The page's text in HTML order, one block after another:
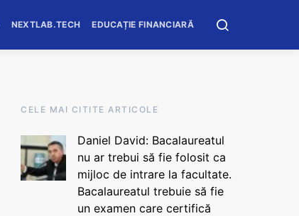
NEXTLAB.TECH EDUCAȚIE FINANCIARĂ
CELE MAI CITITE ARTICOLE
Daniel David: Bacalaureatul
nu ar trebui să fie folosit ca
mijloc de intrare la facultate.
Bacalaureatul trebuie să fie
un examen care certifică